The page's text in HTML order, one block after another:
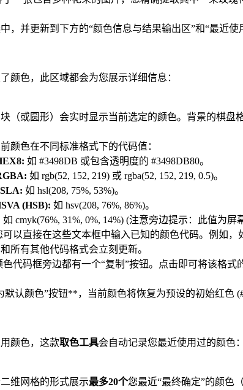
，并更新到下方的“颜色信息与结果输出区”和“最近使
颜色，此区域都会为您展示详细信息：
（或圆形）会实时显示当前选定的颜色。背景的棋盘
颜色在不同标准格式下的代码值：
如 #3498DB 或包含透明度的 #3498DB80。
如 rgb(52, 152, 219) 或 rgba(52, 152, 219, 0.5)。
如 hsl(208, 75%, 53%)。
(HSB): 如 hsv(208, 76%, 86%)。
如 cmyk(76%, 31%, 0%, 14%) (注意旁边提示：此值为屏
可以直接在这些文本框中输入已知的颜色代码。例如
所有其他代码格式会立刻更新。
色代码框旁边都有一个“复制”按钮。点击即可将该格式
默认颜色”按钮**，当前颜色将恢复为预设的初始红色
颜色，这款取色工具会自动记录您最近使用过的颜色：
维网格的形式展示最多20个您最近“最终确定”的颜色